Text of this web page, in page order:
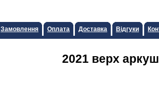
Замовлення Оплата Доставка Відгуки
2021 верх